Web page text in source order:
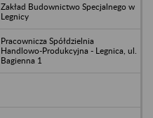
Zakład Budownictwo Specjalnego w
Legnicy
Pracownicza Spółdzielnia
Handlowo-Produkcyjna - Legnica, ul.
Bagienna 1